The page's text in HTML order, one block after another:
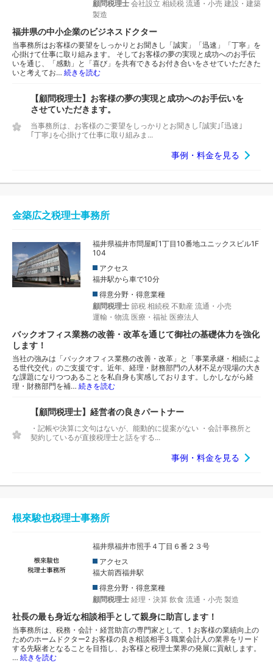
顧問税理士 会社設立 相続税 流通・小売 建設・建築
製造
福井県の中小企業のビジネスドクター
当事務所はお客様の要望をしっかりとお聞きし「誠実」「迅速」「丁寧」を
心掛けて仕事に取り組みます。 そしてお客様の夢の実現と成功へのお手伝
いを通じ、「感動」と「喜び」を共有できるお付き合いをさせていただきた
いと考えてお… 続きを読む
【顧問税理士】お客様の夢の実現と成功へのお手伝いを
させていただきます。
当事務所は、お客様のご要望をしっかりとお聞きし｢誠実｣｢迅速｣
｢丁寧｣を心掛けて仕事に取り組みま...
事例・料金を見る
金築広之税理士事務所
福井県福井市問屋町1丁目10番地ユニックスビル1F
104
アクセス
福井駅から車で10分
得意分野・得意業種
顧問税理士 節税 相続税 不動産 流通・小売
運輸・物流 医療・福祉 医療法人
バックオフィス業務の改善・改革を通じて御社の基礎体力を強化
します！
当社の強みは「バックオフィス業務の改善・改革」と「事業承継・相続によ
る世代交代」のご支援です。近年、経理・財務部門の人材不足が現場の大き
な課題になりつつあることを私自身も実感しております。しかしながら経
理・財務部門を補… 続きを読む
【顧問税理士】経営者の良きパートナー
・記帳や決算に文句はないが、能動的に提案がない ・会計事務所と
契約しているが直接税理士と話をする...
事例・料金を見る
根來駿也税理士事務所
福井県福井市照手４丁目６番２３号
アクセス
福大前西福井駅
得意分野・得意業種
顧問税理士 経理・決算 飲食 流通・小売 製造
社長の最も身近な相談相手として親身に助言します！
当事務所は、税務・会計・経営助言の専門家として、1 お客様の業績向上の
ためのホームドクター2 お客様の良き相談相手3 職業会計人の業界をリード
する先駆者となることを目指し、お客様と税理士業界の発展に貢献します。
… 続きを読む